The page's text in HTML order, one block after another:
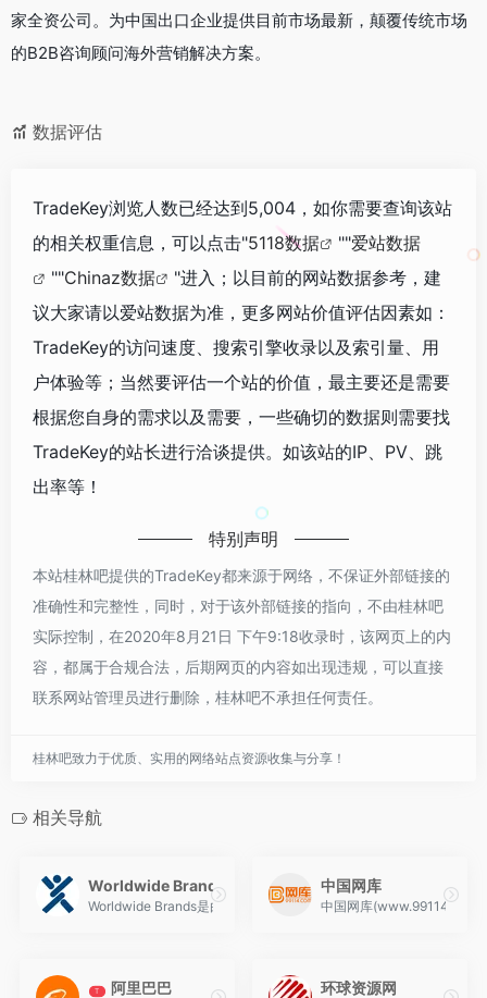
家全资公司。为中国出口企业提供目前市场最新，颠覆传统市场
的B2B咨询顾问海外营销解决方案。
数据评估
TradeKey浏览人数已经达到5,004，如你需要查询该站
的相关权重信息，可以点击"5118数据 ""爱站数据
""Chinaz数据
"进入；以目前的网站数据参考，建
议大家请以爱站数据为准，更多网站价值评估因素如：
TradeKey的访问速度、搜索引擎收录以及索引量、用
户体验等；当然要评估一个站的价值，最主要还是需要
根据您自身的需求以及需要，一些确切的数据则需要找
TradeKey的站长进行洽谈提供。如该站的IP、PV、跳
出率等！
特别声明
本站桂林吧提供的TradeKey都来源于网络，不保证外部链接的
准确性和完整性，同时，对于该外部链接的指向，不由桂林吧
实际控制，在2020年8月21日 下午9:18收录时，该网页上的内
容，都属于合规合法，后期网页的内容如出现违规，可以直接
联系网站管理员进行删除，桂林吧不承担任何责任。
桂林吧致力于优质、实用的网络站点资源收集与分享！
相关导航
Worldwide Brands
Worldwide Brands是由克里斯马耳在1999年创办的一家公司，公
中国网库
中国网库(www.99114.com)
T 阿里巴巴 环球资源网